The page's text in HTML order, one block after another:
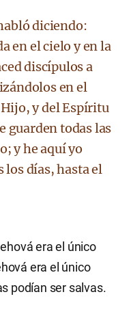
diciendo:
en el cielo y en la
discípulos a
en el
y del Espíritu
guarden todas las
y he aquí yo
los días, hasta el
era el único
era el único
podían ser salvas.